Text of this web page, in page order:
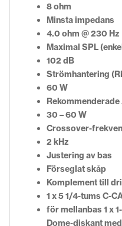
8 ohm
Minsta impedans
4.0 ohm @ 230 Hz
Maximal SPL
102 dB
Strömhantering
60 W
30 – 60 W
Crossover-
2 kHz
Justering av bas
Förseglat skåp
Komplement till
1 x 5 1/4-tums C-
för mellanbas 1 x
Dome-diskant